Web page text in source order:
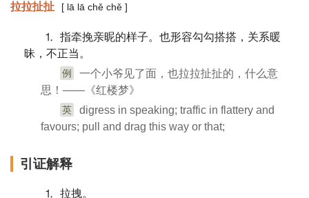
拉拉扯扯 [ lā lā chě chě ]
⒈ 指牵挽亲昵的样子。也形容勾勾搭搭，关系暖
昧，不正当。
例
一个小爷见了面，也拉拉扯扯的，什么意
思！——《红楼梦》
英
digress in speaking; traffic in flattery and
favours; pull and drag this way or that;
引证解释
⒈ 拉拽。